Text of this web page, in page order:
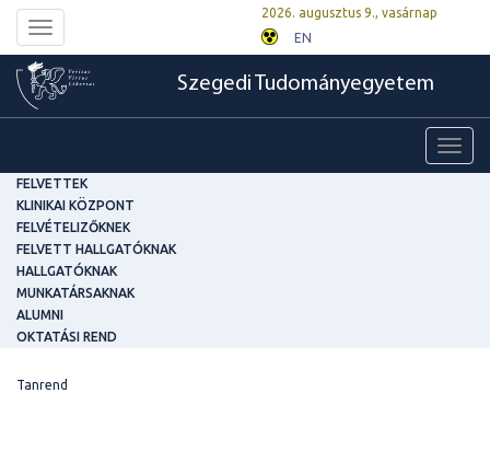
Toggle
navigation
2026. augusztus 9., vasárnap
EN
Szegedi Tudományegyetem
FELVETTEK
KLINIKAI KÖZPONT
FELVÉTELIZŐKNEK
FELVETT HALLGATÓKNAK
HALLGATÓKNAK
MUNKATÁRSAKNAK
ALUMNI
OKTATÁSI REND
Tanrend